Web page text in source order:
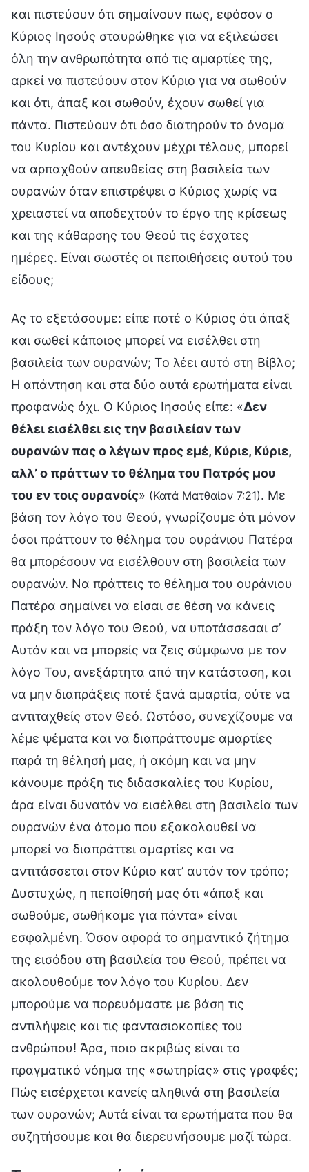
και πιστεύουν ότι σημαίνουν πως, εφόσον ο
Κύριος Ιησούς σταυρώθηκε για να εξιλεώσει
όλη την ανθρωπότητα από τις αμαρτίες της,
αρκεί να πιστεύουν στον Κύριο για να σωθούν
και ότι, άπαξ και σωθούν, έχουν σωθεί για
πάντα. Πιστεύουν ότι όσο διατηρούν το όνομα
του Κυρίου και αντέχουν μέχρι τέλους, μπορεί
να αρπαχθούν απευθείας στη βασιλεία των
ουρανών όταν επιστρέψει ο Κύριος χωρίς να
χρειαστεί να αποδεχτούν το έργο της κρίσεως
και της κάθαρσης του Θεού τις έσχατες
ημέρες. Είναι σωστές οι πεποιθήσεις αυτού του
είδους;
Ας το εξετάσουμε: είπε ποτέ ο Κύριος ότι άπαξ
και σωθεί κάποιος μπορεί να εισέλθει στη
βασιλεία των ουρανών; Το λέει αυτό στη Βίβλο;
Η απάντηση και στα δύο αυτά ερωτήματα είναι
προφανώς όχι. Ο Κύριος Ιησούς είπε: «Δεν
θέλει εισέλθει εις την βασιλείαν των
ουρανών πας ο λέγων προς εμέ, Κύριε, Κύριε,
αλλ’ ο πράττων το θέλημα του Πατρός μου
του εν τοις ουρανοίς» (Κατά Ματθαίον 7:21). Με
βάση τον λόγο του Θεού, γνωρίζουμε ότι μόνον
όσοι πράττουν το θέλημα του ουράνιου Πατέρα
θα μπορέσουν να εισέλθουν στη βασιλεία των
ουρανών. Να πράττεις το θέλημα του ουράνιου
Πατέρα σημαίνει να είσαι σε θέση να κάνεις
πράξη τον λόγο του Θεού, να υποτάσσεσαι σ’
Αυτόν και να μπορείς να ζεις σύμφωνα με τον
λόγο Του, ανεξάρτητα από την κατάσταση, και
να μην διαπράξεις ποτέ ξανά αμαρτία, ούτε να
αντιταχθείς στον Θεό. Ωστόσο, συνεχίζουμε να
λέμε ψέματα και να διαπράττουμε αμαρτίες
παρά τη θέλησή μας, ή ακόμη και να μην
κάνουμε πράξη τις διδασκαλίες του Κυρίου,
άρα είναι δυνατόν να εισέλθει στη βασιλεία των
ουρανών ένα άτομο που εξακολουθεί να
μπορεί να διαπράττει αμαρτίες και να
αντιτάσσεται στον Κύριο κατ’ αυτόν τον τρόπο;
Δυστυχώς, η πεποίθησή μας ότι «άπαξ και
σωθούμε, σωθήκαμε για πάντα» είναι
εσφαλμένη. Όσον αφορά το σημαντικό ζήτημα
της εισόδου στη βασιλεία του Θεού, πρέπει να
ακολουθούμε τον λόγο του Κυρίου. Δεν
μπορούμε να πορευόμαστε με βάση τις
αντιλήψεις και τις φαντασιοκοπίες του
ανθρώπου! Άρα, ποιο ακριβώς είναι το
πραγματικό νόημα της «σωτηρίας» στις γραφές;
Πώς εισέρχεται κανείς αληθινά στη βασιλεία
των ουρανών; Αυτά είναι τα ερωτήματα που θα
συζητήσουμε και θα διερευνήσουμε μαζί τώρα.